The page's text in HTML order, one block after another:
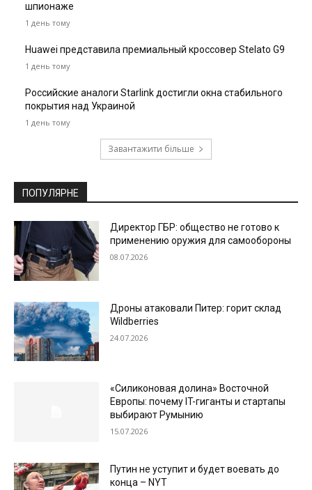
шпионаже
1 день тому
Huawei представила премиальный кроссовер Stelato G9
1 день тому
Российские аналоги Starlink достигли окна стабильного
покрытия над Украиной
1 день тому
Завантажити більше
ПОПУЛЯРНЕ
Директор ГБР: общество не готово к
применению оружия для самообороны
08.07.2026
Дроны атаковали Питер: горит склад
Wildberries
24.07.2026
«Силиконовая долина» Восточной
Европы: почему IT-гиганты и стартапы
выбирают Румынию
15.07.2026
Путин не уступит и будет воевать до
конца – NYT